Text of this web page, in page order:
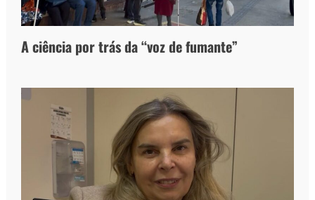
A ciência por trás da “voz de fumante”